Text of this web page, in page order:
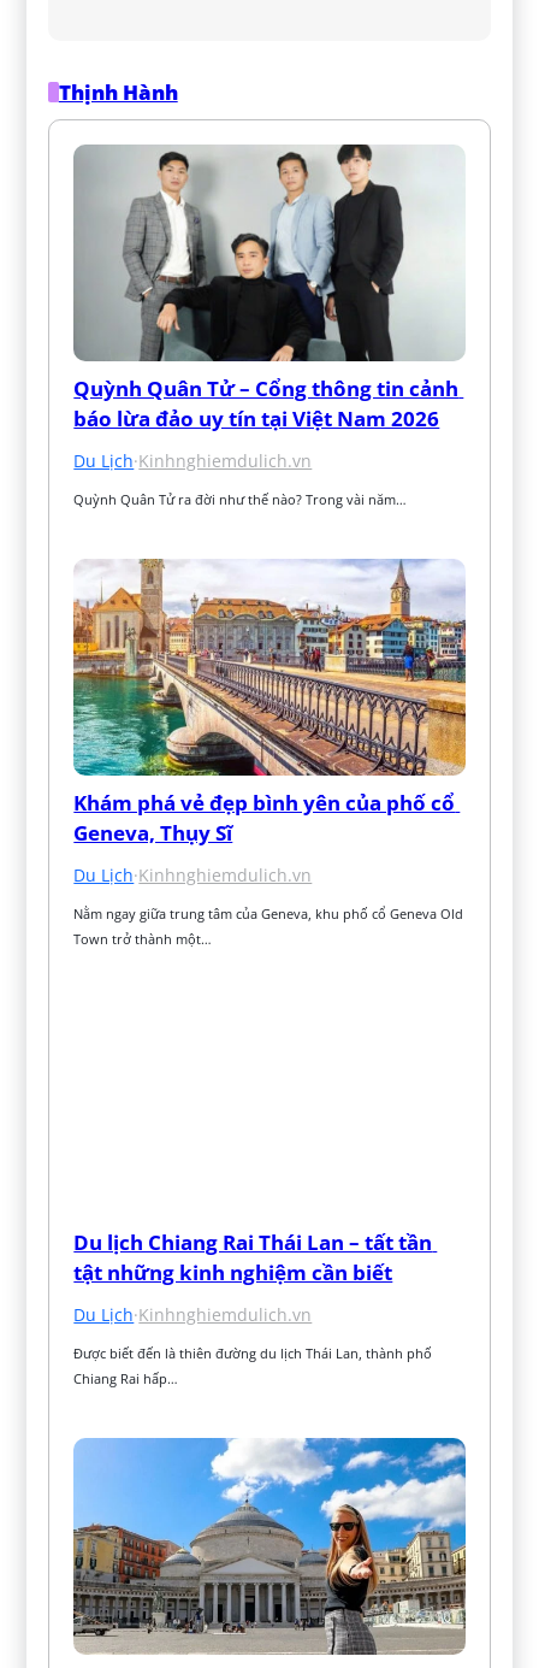
Thịnh Hành
Quỳnh Quân Tử – Cổng thông tin cảnh
báo lừa đảo uy tín tại Việt Nam 2026
Du Lịch·Kinhnghiemdulich.vn
Quỳnh Quân Tử ra đời như thế nào? Trong vài năm…
Khám phá vẻ đẹp bình yên của phố cổ
Geneva, Thụy Sĩ
Du Lịch·Kinhnghiemdulich.vn
Nằm ngay giữa trung tâm của Geneva, khu phố cổ Geneva Old
Town trở thành một…
Du lịch Chiang Rai Thái Lan – tất tần
tật những kinh nghiệm cần biết
Du Lịch·Kinhnghiemdulich.vn
Được biết đến là thiên đường du lịch Thái Lan, thành phố
Chiang Rai hấp…